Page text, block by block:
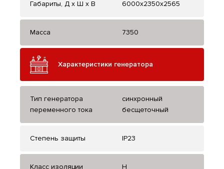
Габариты, Д x Ш x В 6000x2350x2565
Масса 7350
Характеристики генератора
Тип генератора
переменного тока
синхронный
бесщеточный
Степень защиты IP23
Класс изоляции H